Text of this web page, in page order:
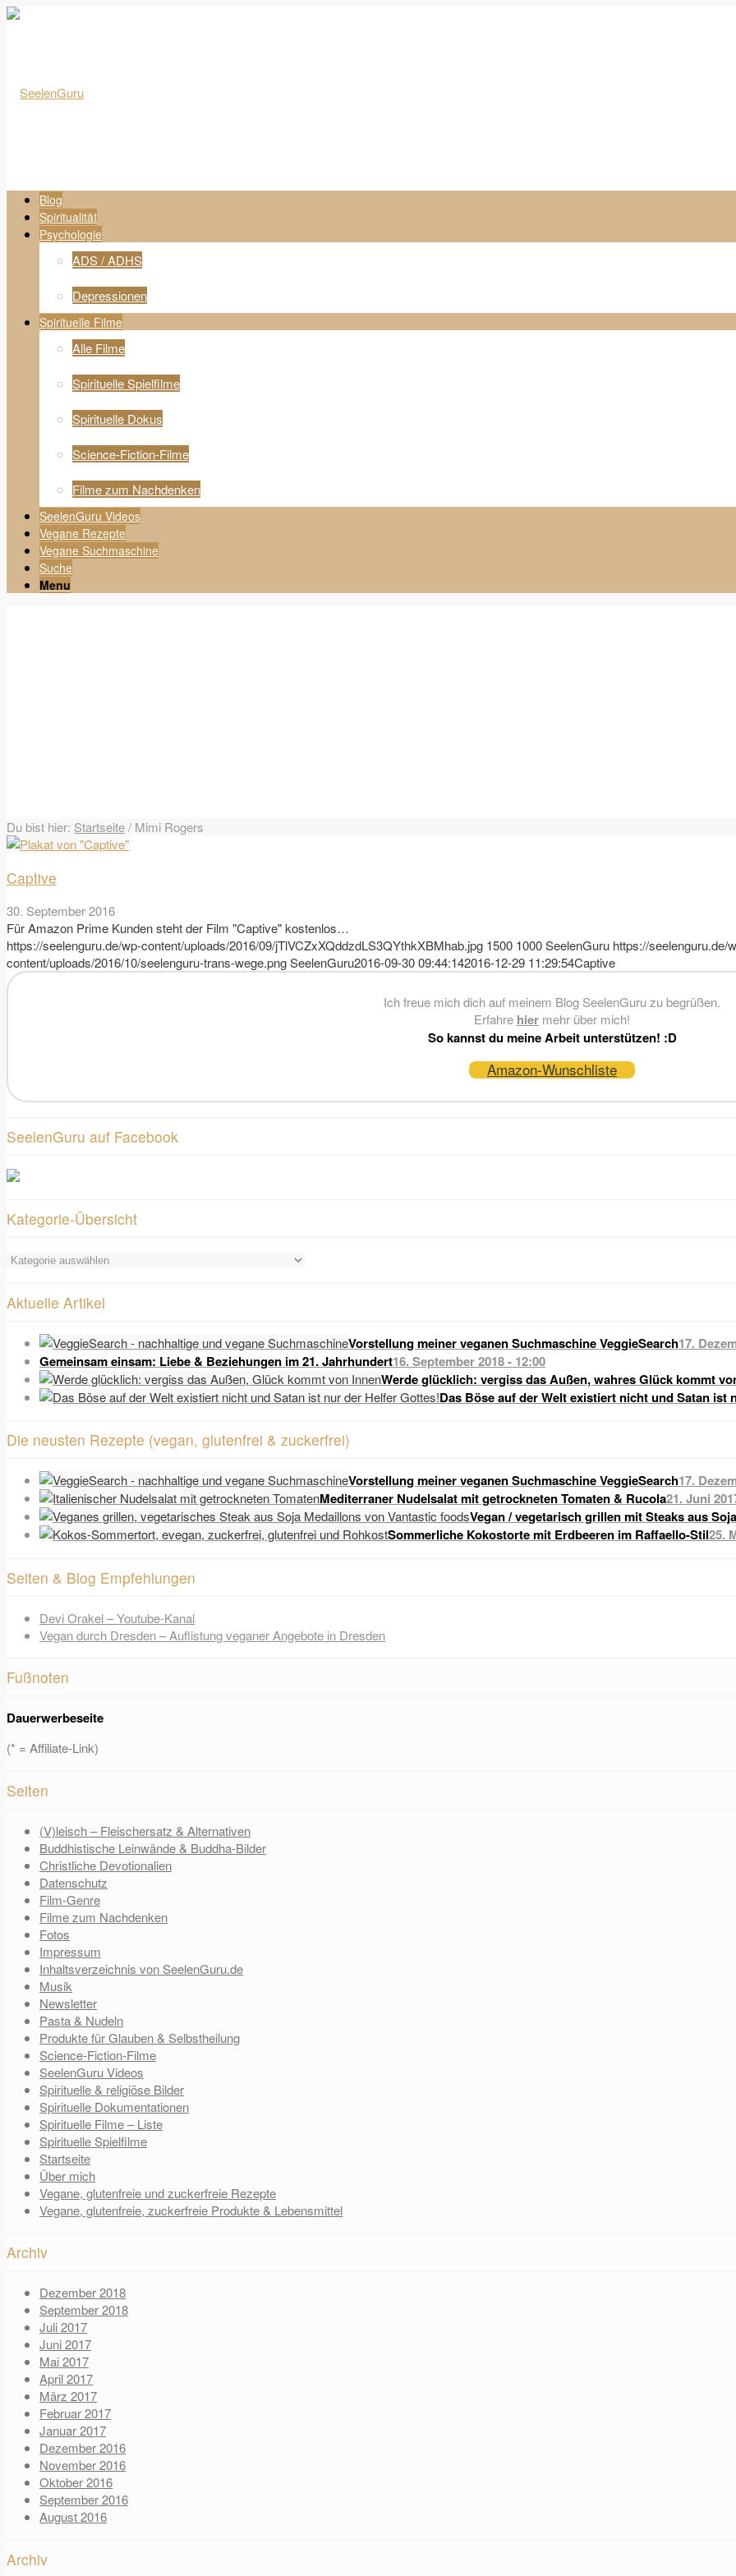
Blog
Spiritualität
Psychologie
ADS / ADHS
Depressionen
Spirituelle Filme
Alle Filme
Spirituelle Spielfilme
Spirituelle Dokus
Science-Fiction-Filme
Filme zum Nachdenken
SeelenGuru Videos
Vegane Rezepte
Vegane Suchmaschine
Suche
Menu
Du bist hier: Startseite/ Mimi Rogers
Captive
30. September 2016
Für Amazon Prime Kunden steht der Film "Captive" kostenlos…
https://seelenguru.de/wp-content/uploads/2016/09/jTlVCZxXQddzdLS3QYthkXBMhab.jpg 1500 1000SeelenGuru https://seelenguru.de/
content/uploads/2016/10/seelenguru-trans-wege.pngSeelenGuru2016-09-30 09:44:142016-12-29 11:29:54Captive
Ich freue mich dich auf meinem Blog SeelenGuru zu begrüßen.
Erfahre hier mehr über mich!
So kannst du meine Arbeit unterstützen! :D
Amazon-Wunschliste
SeelenGuru auf Facebook
Kategorie-Übersicht
Kategorie-
Aktuelle Artikel
Vorstellung meiner veganen Suchmaschine VeggieSearch17.
Gemeinsam einsam: Liebe & Beziehungen im 21. Jahrhundert16. September 2018 - 12:00
Werde glücklich: vergiss das Außen, wahres Glück kommt
Das Böse auf der Welt existiert nicht und Satan ist
Die neusten Rezepte (vegan, glutenfrei & zuckerfrei)
Vorstellung meiner veganen Suchmaschine VeggieSearch17.
Mediterraner Nudelsalat mit getrockneten Tomaten & Rucola21. Juni
Vegan / vegetarisch grillen mit Steaks aus Soja
Sommerliche Kokostorte mit Erdbeeren im Raffaello-Stil25.
Seiten & Blog Empfehlungen
Devi Orakel – Youtube-Kanal
Vegan durch Dresden – Auflistung veganer Angebote in Dresden
Fußnoten
Dauerwerbeseite
(* = Affiliate-Link)
Seiten
(V)leisch – Fleischersatz & Alternativen
Buddhistische Leinwände & Buddha-Bilder
Christliche Devotionalien
Datenschutz
Film-Genre
Filme zum Nachdenken
Fotos
Impressum
Inhaltsverzeichnis von SeelenGuru.de
Musik
Newsletter
Pasta & Nudeln
Produkte für Glauben & Selbstheilung
Science-Fiction-Filme
SeelenGuru Videos
Spirituelle & religiöse Bilder
Spirituelle Dokumentationen
Spirituelle Filme – Liste
Spirituelle Spielfilme
Startseite
Über mich
Vegane, glutenfreie und zuckerfreie Rezepte
Vegane, glutenfreie, zuckerfreie Produkte & Lebensmittel
Archiv
Dezember 2018
September 2018
Juli 2017
Juni 2017
Mai 2017
April 2017
März 2017
Februar 2017
Januar 2017
Dezember 2016
November 2016
Oktober 2016
September 2016
August 2016
Archiv